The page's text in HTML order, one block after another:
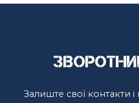
Залиште свої контакти і